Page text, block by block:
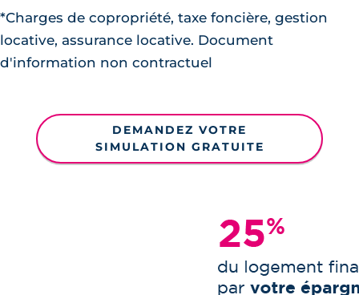
*Charges de copropriété, taxe foncière, gestion
locative, assurance locative. Document
d'information non contractuel
DEMANDEZ VOTRE
SIMULATION GRATUITE